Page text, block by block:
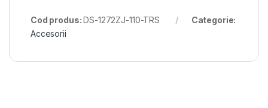
Cod produs:DS-1272ZJ-110-TRS
Categorie:
Accesorii